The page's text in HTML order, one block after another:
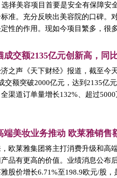
选择美容项目首要是安全有保障安
准。充分反映出美容院的口碑。
性的作用。现如今项目繁多，很
成交额2135亿元创新高，同
之声《天下财经》报道，截至今
交额突破2000亿元，达到2135亿
渠道订单量增长132%、超过
端美妆业务推动 欧莱雅销售
欧莱雅集团将主打消费升级和高
品有更高的价值。业绩消息公布
股价增长6.71%至198.9欧元/股